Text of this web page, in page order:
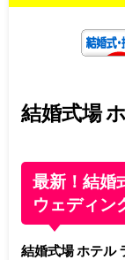
結婚式場
最新！結婚
ウェディン
結婚式場 ホテル